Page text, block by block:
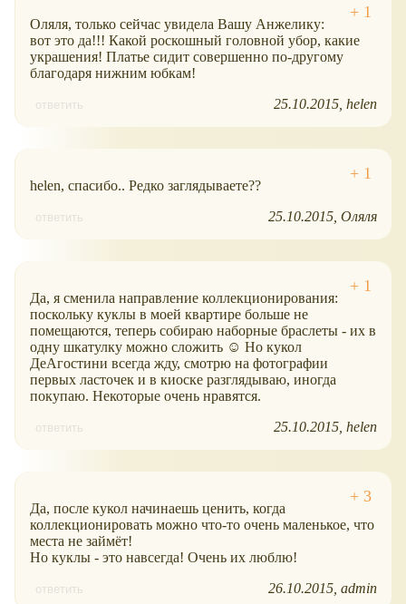
Оляля, только сейчас увидела Вашу Анжелику:
вот это да!!! Какой роскошный головной убор, какие
украшения! Платье сидит совершенно по-другому
благодаря нижним юбкам!
ответить 25.10.2015 helen
helen, спасибо.. Редко заглядываете??
ответить 25.10.2015 Оляля
Да, я сменила направление коллекционирования:
поскольку куклы в моей квартире больше не
помещаются, теперь собираю наборные браслеты - их в
одну шкатулку можно сложить ☺ Но кукол
ДеАгостини всегда жду, смотрю на фотографии
первых ласточек и в киоске разглядываю, иногда
покупаю. Некоторые очень нравятся.
ответить 25.10.2015 helen
Да, после кукол начинаешь ценить, когда
коллекционировать можно что-то очень маленькое, что
места не займёт!
Но куклы - это навсегда! Очень их люблю!
ответить 26.10.2015 admin